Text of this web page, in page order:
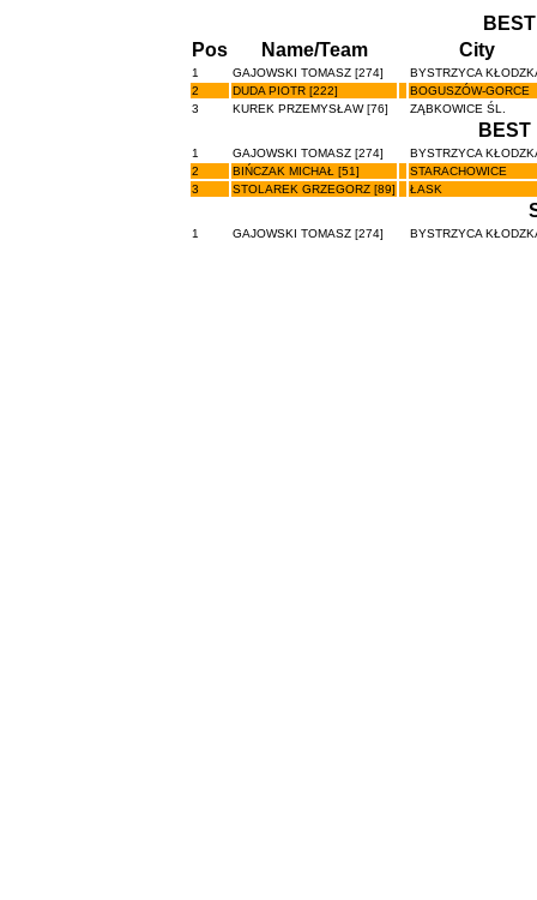
Pos
Name/Team City
1 GAJOWSKI TOMASZ [274]
BYSTRZYCA
2
DUDA PIOTR [222]
BOGUSZÓW-GORCE
3
KUREK PRZEMYSŁAW [76] ZĄBKOWICE ŚL.
BEST
1 GAJOWSKI TOMASZ [274]
BYSTRZYCA
2
BIŃCZAK MICHAŁ [51]
STARACHOWICE
3
STOLAREK GRZEGORZ [89] ŁASK
1 GAJOWSKI TOMASZ [274] BYSTRZYCA